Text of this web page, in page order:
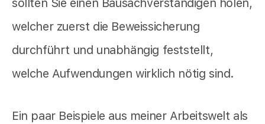
sollten Sie einen Bausachverständigen holen,
welcher zuerst die Beweissicherung
durchführt und unabhängig feststellt,
welche Aufwendungen wirklich nötig sind.
Ein paar Beispiele aus meiner Arbeitswelt als